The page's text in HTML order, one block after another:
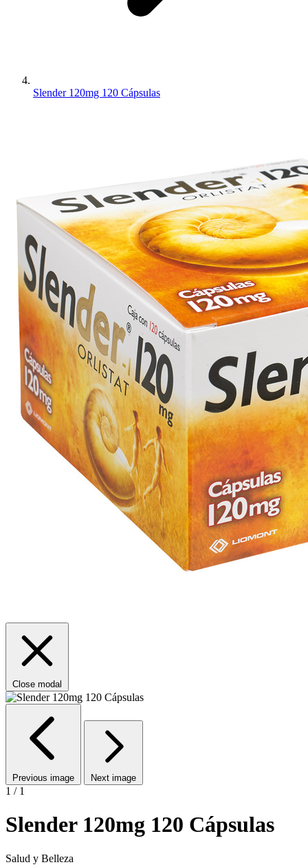
Slender 120mg 120 Cápsulas
Close modal
Previous image Next image
1 / 1
Slender 120mg 120 Cápsulas
Salud y Belleza